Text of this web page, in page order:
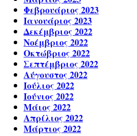
Φεβρουάριος 2023
Ιανουάριος 2023
Δεκέμβριος 2022
Νοέμβριος 2022
Οκτώβριος 2022
Σεπτέμβριος 2022
Αύγουστος 2022
Ιούλιος 2022
Ιούνιος 2022
Μάιος 2022
Απρίλιος 2022
Μάρτιος 2022